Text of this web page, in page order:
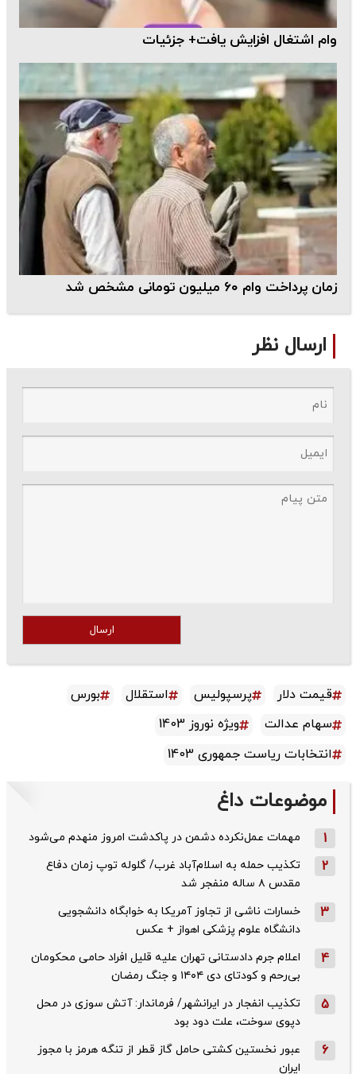
وام اشتغال افزایش یافت+ جزئیات
زمان پرداخت وام ۶۰ میلیون تومانی مشخص شد
ارسال نظر
ارسال
قیمت دلار پرسپولیس استقلال
بورس
سهام عدالت
ویژه نوروز 1403
انتخابات ریاست جمهوری 1403
موضوعات داغ
1 مهمات عمل‌نکرده دشمن در پاکدشت امروز منهدم می‌شود
2
تکذیب حمله به اسلام‌آباد غرب/ گلوله توپ زمان دفاع
مقدس ۸ ساله منفجر شد
3
خسارات ناشی از تجاوز آمریکا به خوابگاه دانشجویی
دانشگاه علوم پزشکی اهواز + عکس
4
اعلام جرم دادستانی تهران علیه قلیل افراد حامی محکومان
بی‌رحم و کودتای دی‌ ۱۴۰۴ و جنگ رمضان
5
تکذیب ‌انفجار در ایرانشهر/ فرماندار: آتش سوزی در محل
دپوی سوخت، علت دود بود
6
عبور نخستین کشتی حامل گاز قطر از تنگه هرمز با مجوز
ایران